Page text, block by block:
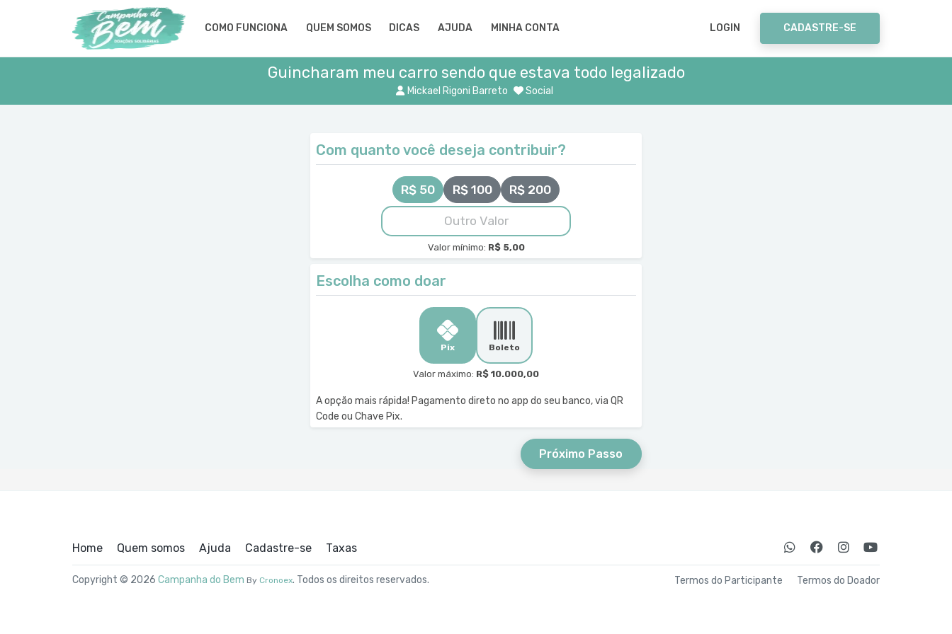
COMO FUNCIONA QUEM SOMOS DICAS AJUDA MINHA CONTA LOGIN CADASTRE-SE
Guincharam meu carro sendo que estava todo legalizado
Mickael Rigoni Barreto Social
Com quanto você deseja contribuir?
R$ 50 R$ 100 R$ 200
Valor mínimo: R$ 5,00
Escolha como doar
Pix Boleto
Valor máximo: R$ 10.000,00
A opção mais rápida! Pagamento direto no app do seu banco, via QR
Code ou Chave Pix.
Próximo Passo
Home Quem somos Ajuda Cadastre-se Taxas
Copyright © 2026 Campanha do Bem By Cronoex. Todos os direitos reservados. Termos do Participante Termos do Doador